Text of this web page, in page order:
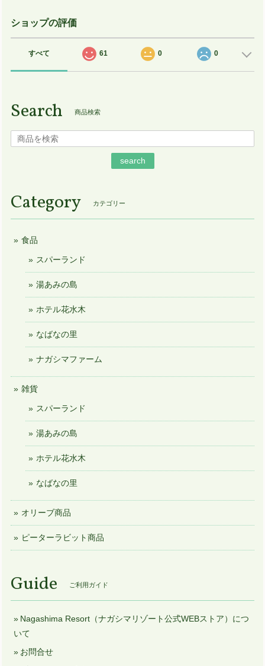
ショップの評価
すべて 61 0 0
Search 商品検索
search
Category カテゴリー
食品
スパーランド
湯あみの島
ホテル花水木
なばなの里
ナガシマファーム
雑貨
スパーランド
湯あみの島
ホテル花水木
なばなの里
オリーブ商品
ピーターラビット商品
Guide ご利用ガイド
Nagashima Resort（ナガシマリゾート公式WEBストア）につ
いて
お問合せ